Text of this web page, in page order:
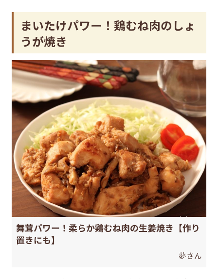
まいたけパワー！鶏むね肉のしょ
うが焼き
舞茸パワー！柔らか鶏むね肉の生姜焼き【作り
置きにも】
夢さん